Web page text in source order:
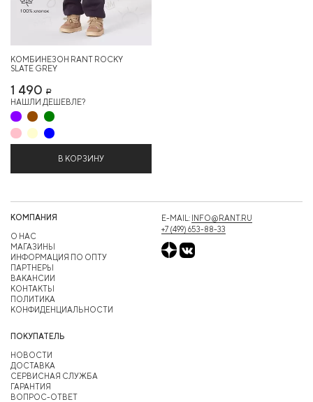
КОМБИНЕЗОН RANT ROCKY
SLATE GREY
1 490 Р
НАШЛИ ДЕШЕВЛЕ?
В КОРЗИНУ
КОМПАНИЯ
О НАС
МАГАЗИНЫ
ИНФОРМАЦИЯ ПО ОПТУ
ПАРТНЕРЫ
ВАКАНСИИ
КОНТАКТЫ
ПОЛИТИКА
КОНФИДЕНЦИАЛЬНОСТИ
ПОКУПАТЕЛЬ
НОВОСТИ
ДОСТАВКА
СЕРВИСНАЯ СЛУЖБА
ГАРАНТИЯ
ВОПРОС-ОТВЕТ
E-MAIL: INFO@RANT.RU
+7 (499) 653-88-33